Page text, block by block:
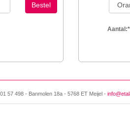
Bestel
Aantal:*
57 498 - Banmolen 18a - 5768 ET Meijel -